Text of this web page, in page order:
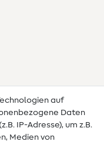
auf
Daten
IP-Adresse), um z.B.
Medien von